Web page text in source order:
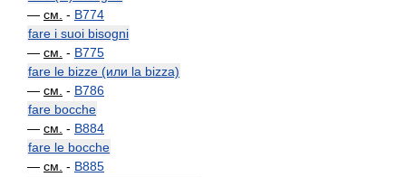
— см. - B774
fare i suoi bisogni
— см. - B775
fare le bizze (или la bizza)
— см. - B786
fare bocche
— см. - B884
fare le bocche
— см. - B885